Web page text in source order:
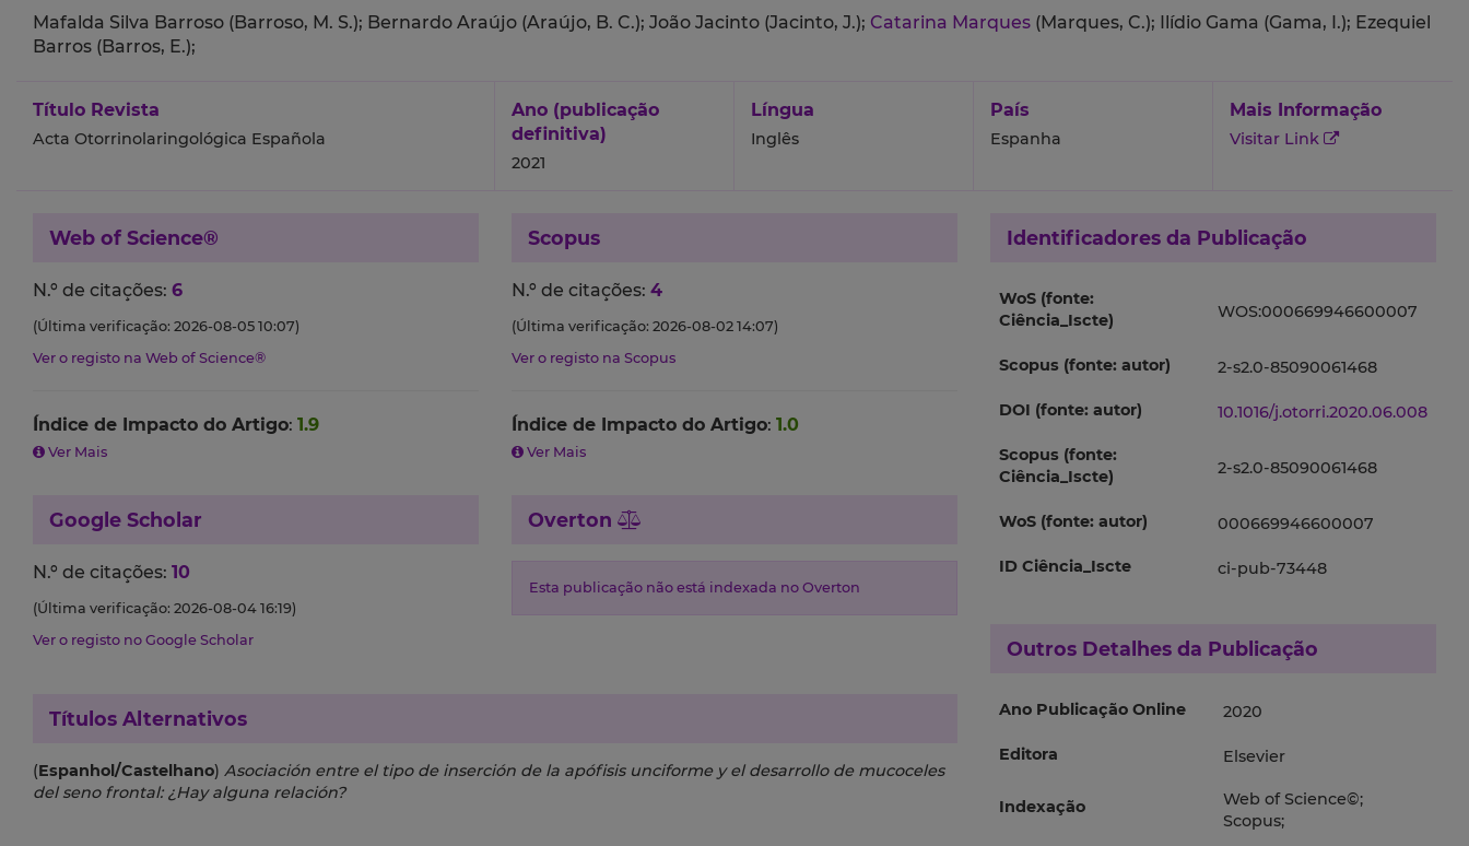
Mafalda Silva Barroso (Barroso, M. S.); Bernardo Araújo (Araújo, B. C.); João Jacinto (Jacinto, J.); Catarina Marques (Marques, C.); Ilídio Gama (Gama, I.); Ezequiel
Barros (Barros, E.);
Título Revista
Acta Otorrinolaringológica Española
Ano (publicação
definitiva)
2021
Língua
Inglês
País
Espanha
Mais Informação
Visitar Link
Web of Science®
N.º de citações: 6
(Última verificação: 2026-08-05 10:07)
Ver o registo na Web of Science®
Índice de Impacto do Artigo: 1.9
Ver Mais
Scopus
N.º de citações: 4
(Última verificação: 2026-08-02 14:07)
Ver o registo na Scopus
Índice de Impacto do Artigo: 1.0
Ver Mais
Google Scholar
N.º de citações: 10
(Última verificação: 2026-08-04 16:19)
Ver o registo no Google Scholar
Overton
Esta publicação não está indexada no Overton
Títulos Alternativos
(Espanhol/Castelhano) Asociación entre el tipo de inserción de la apófisis unciforme y el desarrollo de mucoceles
del seno frontal: ¿Hay alguna relación?
Identificadores da Publicação
WoS (fonte:
Ciência_Iscte)
WOS:000669946600007
Scopus (fonte: autor) 2-s2.0-85090061468
DOI (fonte: autor) 10.1016/j.otorri.2020.06.008
Scopus (fonte:
Ciência_Iscte)
2-s2.0-85090061468
WoS (fonte: autor) 000669946600007
ID Ciência_Iscte ci-pub-73448
Outros Detalhes da Publicação
Ano Publicação Online 2020
Editora Elsevier
Indexação
Web of Science©;
Scopus;